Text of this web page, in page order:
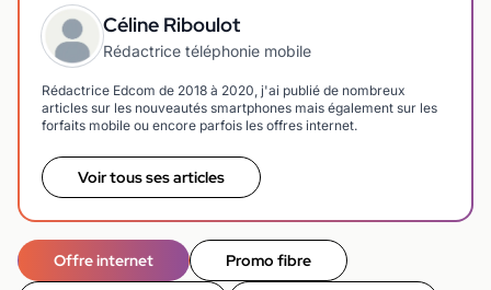
Céline Riboulot
Rédactrice téléphonie mobile
Rédactrice Edcom de 2018 à 2020, j'ai publié de nombreux
articles sur les nouveautés smartphones mais également sur les
forfaits mobile ou encore parfois les offres internet.
Voir tous ses articles
Offre internet Promo fibre